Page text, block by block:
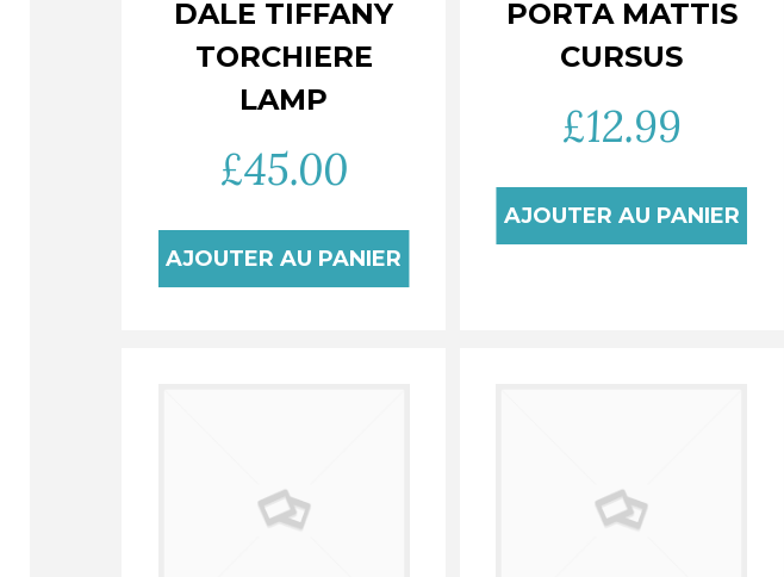
DALE TIFFANY
TORCHIERE
LAMP
£45.00
AJOUTER AU PANIER
PORTA MATTIS
CURSUS
£12.99
AJOUTER AU PANIER